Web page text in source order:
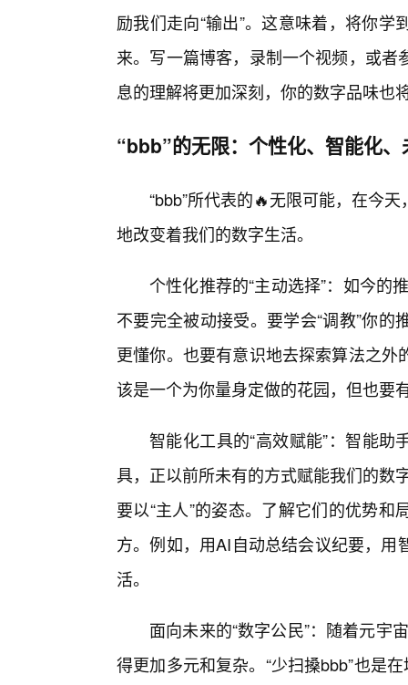
励我们走向“输出”。这意味着，将你
来。写一篇博客，录制一个视频，或
息的理解将更加深刻，你的数字品味也
“bbb”的无限：个性化、智能化、
“bbb”所代表的🔥无限可能，在今
地改变着我们的数字生活。
个性化推荐的“主动选择”：如今的
不要完全被动接受。要学会“调教”你
更懂你。也要有意识地去探索算法之
该是一个为你量身定做的花园，但也要
智能化工具的“高效赋能”：智能
具，正以前所未有的方式赋能我们的数
要以“主人”的姿态。了解它们的优势
方。例如，用AI自动总结会议纪要，
活。
面向未来的“数字公民”：随着元宇
得更加多元和复杂。“少扫搡bbb”也是